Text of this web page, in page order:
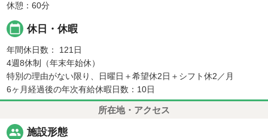
休憩：60分
calendar_today 休日・休暇
年間休日数： 121日
4週8休制（年末年始休）
特別の理由がない限り、日曜日＋希望休2日＋シフト休2／月
6ヶ月経過後の年次有給休暇日数：10日
所在地・アクセス
people 施設形態